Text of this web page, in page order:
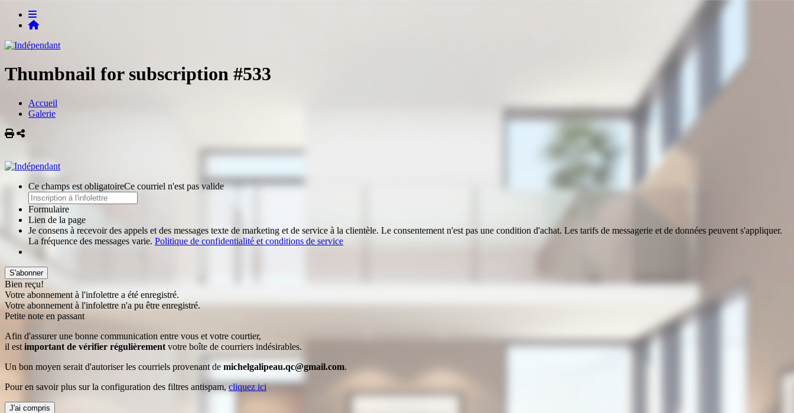
Thumbnail for subscription #533
Accueil
Galerie
Imprimer
Partager
Ce champs est obligatoireCe courriel n'est pas valide
Formulaire
Lien de la page
Je consens à recevoir des appels et des messages texte de marketing et de service à la clientèle. Le consentement n'est pas une condition d'achat. Les tarifs de messagerie et de données peuvent s'appliquer.
La fréquence des messages varie. Politique de confidentialité et conditions de service
S'abonner
Bien reçu!
Votre abonnement à l'infolettre a été enregistré.
Votre abonnement à l'infolettre n'a pu être enregistré.
Petite note en passant
Afin d'assurer une bonne communication entre vous et votre courtier,
il est important de vérifier régulièrement votre boîte de courriers indésirables.
Un bon moyen serait d'autoriser les courriels provenant de michelgalipeau.qc@gmail.com.
Pour en savoir plus sur la configuration des filtres antispam, cliquez ici
J'ai compris